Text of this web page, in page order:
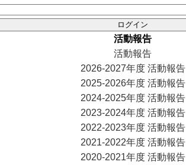
活動報告
活動報告
2026-2027年度 活動報告
2025-2026年度 活動報告
2024-2025年度 活動報告
2023-2024年度 活動報告
2022-2023年度 活動報告
2021-2022年度 活動報告
2020-2021年度 活動報告